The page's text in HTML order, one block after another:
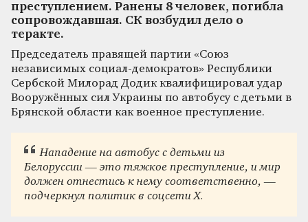
преступлением. Ранены 8 человек, погибла
сопровождавшая. СК возбудил дело о
теракте.
Председатель правящей партии «Союз
независимых социал-демократов» Республики
Сербской Милорад Додик квалифицировал удар
Вооружённых сил Украины по автобусу с детьми в
Брянской области как военное преступление.
Нападение на автобус с детьми из
Белоруссии — это тяжкое преступление, и мир
должен отнестись к нему соответственно, —
подчеркнул политик в соцсети Х.